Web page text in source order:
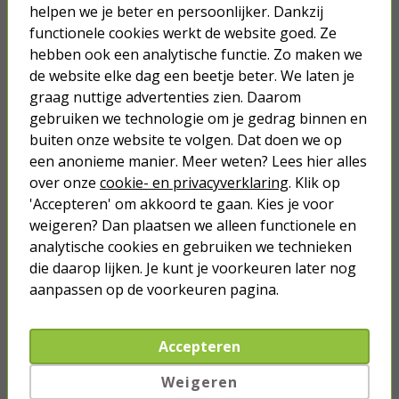
Nergens goedkoper!
Meer dan 2 miljoen klanten gingen je voor
Betaal binnen 14 dagen na aankoop
Klanten geven Kabelshop een 9.1/10
Al 4 keer verkozen tot beste webwinkel
Anderen kochten ook...
Wandlamp buiten | Konstsmide |
Milano (E27, Down)
49,50
250lm, 2100K, Dimbaar)
10,50
helpen we je beter en persoonlijker. Dankzij
functionele cookies werkt de website goed. Ze
hebben ook een analytische functie. Zo maken we
de website elke dag een beetje beter. We laten je
graag nuttige advertenties zien. Daarom
gebruiken we technologie om je gedrag binnen en
buiten onze website te volgen. Dat doen we op
een anonieme manier. Meer weten? Lees hier alles
over onze cookie- en privacyverklaring. Klik op
'Accepteren' om akkoord te gaan. Kies je voor
weigeren? Dan plaatsen we alleen functionele en
analytische cookies en gebruiken we technieken
die daarop lijken. Je kunt je voorkeuren later nog
aanpassen op de voorkeuren pagina.
Accepteren
Weigeren